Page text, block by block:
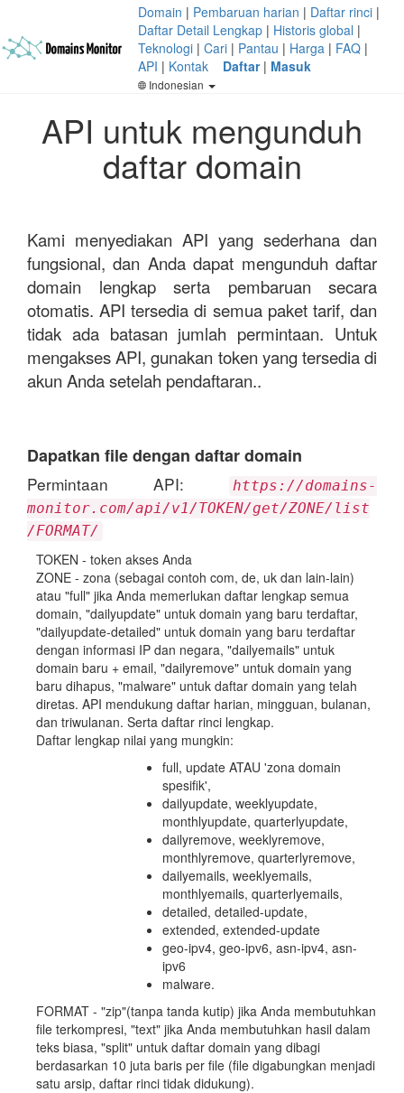
Domain | Pembaruan harian | Daftar rinci |
Daftar Detail Lengkap | Historis global |
Teknologi | Cari | Pantau | Harga | FAQ |
API | Kontak Daftar| Masuk
Indonesian
API untuk mengunduh
daftar domain
Kami menyediakan API yang sederhana dan
fungsional, dan Anda dapat mengunduh daftar
domain lengkap serta pembaruan secara
otomatis. API tersedia di semua paket tarif, dan
tidak ada batasan jumlah permintaan. Untuk
mengakses API, gunakan token yang tersedia di
akun Anda setelah pendaftaran..
Dapatkan file dengan daftar domain
Permintaan API:
https://domains-
monitor.com/api/v1/TOKEN/get/ZONE/list
/FORMAT/
TOKEN - token akses Anda
ZONE - zona (sebagai contoh com, de, uk dan lain-lain)
atau "full" jika Anda memerlukan daftar lengkap semua
domain, "dailyupdate" untuk domain yang baru terdaftar,
"dailyupdate-detailed" untuk domain yang baru terdaftar
dengan informasi IP dan negara, "dailyemails" untuk
domain baru + email, "dailyremove" untuk domain yang
baru dihapus, "malware" untuk daftar domain yang telah
diretas. API mendukung daftar harian, mingguan, bulanan,
dan triwulanan. Serta daftar rinci lengkap.
Daftar lengkap nilai yang mungkin:
full, update ATAU 'zona domain
spesifik',
dailyupdate, weeklyupdate,
monthlyupdate, quarterlyupdate,
dailyremove, weeklyremove,
monthlyremove, quarterlyremove,
dailyemails, weeklyemails,
monthlyemails, quarterlyemails,
detailed, detailed-update,
extended, extended-update
geo-ipv4, geo-ipv6, asn-ipv4, asn-
ipv6
malware.
FORMAT - "zip"(tanpa tanda kutip) jika Anda membutuhkan
file terkompresi, "text" jika Anda membutuhkan hasil dalam
teks biasa, "split" untuk daftar domain yang dibagi
berdasarkan 10 juta baris per file (file digabungkan menjadi
satu arsip, daftar rinci tidak didukung).